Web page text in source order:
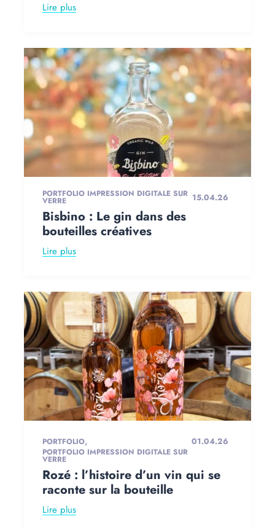
Lire plus
PORTFOLIO IMPRESSION DIGITALE SUR
VERRE 15.04.26
Bisbino : Le gin dans des
bouteilles créatives
Lire plus
PORTFOLIO,
PORTFOLIO IMPRESSION DIGITALE SUR
VERRE
01.04.26
Rozé : l’histoire d’un vin qui se
raconte sur la bouteille
Lire plus